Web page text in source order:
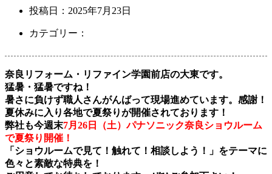
投稿日： 2025年7月23日
カテゴリー：
奈良リフォーム・リファイン学園前店の大東です。
猛暑・猛暑ですね！
暑さに負けず職人さんがんばって現場進めています。感謝！
夏休みに入り各地で夏祭りが開催されております！
弊社も今週末7月26日（土）パナソニック奈良ショウルーム
で夏祭り開催！
「ショウルームで見て！触れて！相談しよう！」をテーマに
色々と素敵な特典を！